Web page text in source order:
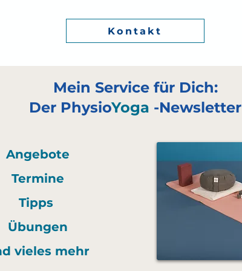
Kontakt
Mein Service für Dich:
Der PhysioYoga -Newsletter
Angebote
Termine
Tipps
Übungen
vieles mehr